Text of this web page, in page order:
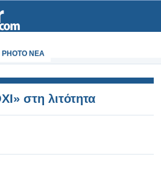
PHOTO NEA
στη λιτότητα